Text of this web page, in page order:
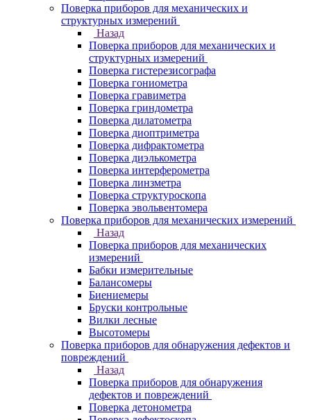
Поверка приборов для механических и
структурных измерений
Назад
Поверка приборов для механических и
структурных измерений
Поверка гистерезисографа
Поверка гониометра
Поверка гравиметра
Поверка гриндометра
Поверка дилатометра
Поверка диоптриметра
Поверка дифрактометра
Поверка диэлькометра
Поверка интерферометра
Поверка линзметра
Поверка структуроскопа
Поверка эвольвентомера
Поверка приборов для механических измерений
Назад
Поверка приборов для механических
измерений
Бабки измерительные
Балансомеры
Биениемеры
Бруски контрольные
Вилки лесные
Высотомеры
Поверка приборов для обнаружения дефектов и
повреждений
Назад
Поверка приборов для обнаружения
дефектов и повреждений
Поверка детонометра